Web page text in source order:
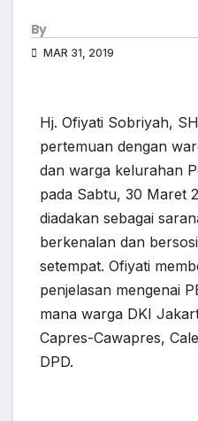
By
MAR 31, 2019
Hj. Ofiyati Sobriyah,
pertemuan dengan
dan warga kelurahan
pada Sabtu, 30 Maret
diadakan sebagai
berkenalan dan
setempat. Ofiyati
penjelasan mengenai
mana warga DKI
Capres-Cawapres,
DPD.